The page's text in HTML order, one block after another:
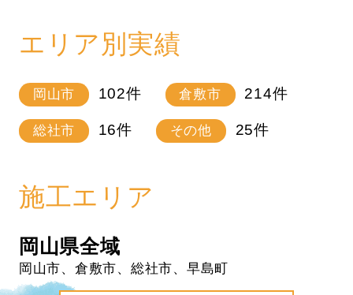
エリア別実績
岡山市 102件 倉敷市 214件
総社市 16件 その他 25件
施工エリア
岡山県全域
岡山市、倉敷市、総社市、早島町